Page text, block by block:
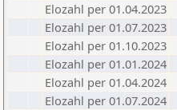
Elozahl per 01.04.2023
Elozahl per 01.07.2023
Elozahl per 01.10.2023
Elozahl per 01.01.2024
Elozahl per 01.04.2024
Elozahl per 01.07.2024